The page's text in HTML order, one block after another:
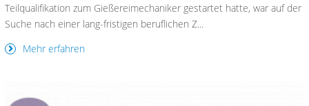
Teilqualifikation zum Gießereimechaniker gestartet hatte, war auf der
Suche nach einer lang-fristigen beruflichen Z...
Mehr erfahren